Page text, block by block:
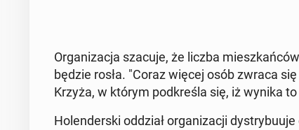
Or­ga­ni­za­cja szacuje, że liczba
będzie rosła. "Coraz więcej osób zwraca
Krzyża, w którym pod­kre­śla się, iż wynika
Ho­len­der­ski oddział or­ga­ni­za­cji